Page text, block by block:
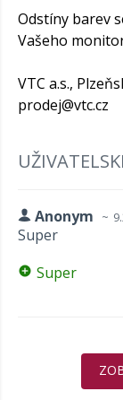
Odstíny barev
Vašeho
VTC a.s.,
prodej@vtc.cz
Anonym
Super
Super